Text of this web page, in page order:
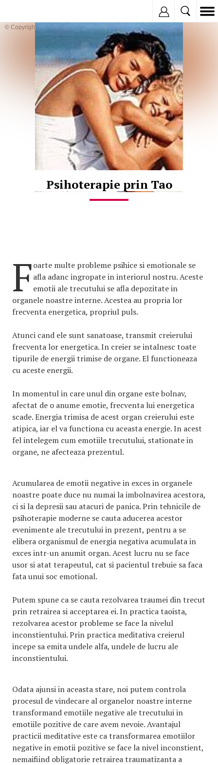
© Copyright:
Psihoterapie prin Tao
Foarte multe probleme psihice si emotionale se
afla adanc ingropate in interiorul nostru. Aceste
emotii ale trecutului se afla depozitate in
organele noastre interne. Acestea au propria lor
frecventa energetica, propriul puls.
Atunci cand ele sunt sanatoase, transmit creierului
frecventa lor energetica. In creier se intalnesc toate
tipurile de energii trimise de organe. El functioneaza
cu aceste energii.
In momentul in care unul din organe este bolnav,
afectat de o anume emotie, frecventa lui energetica
scade. Energia trimisa de acest organ creierului este
atipica, iar el va functiona cu aceasta energie. In acest
fel intelegem cum emotiile trecutului, stationate in
organe, ne afecteaza prezentul.
Acumularea de emotii negative in exces in organele
noastre poate duce nu numai la imbolnavirea acestora,
ci si la depresii sau atacuri de panica. Prin tehnicile de
psihoterapie moderne se cauta aducerea acestor
evenimente ale trecutului in prezent, pentru a se
elibera organismul de energia negativa acumulata in
exces intr-un anumit organ. Acest lucru nu se face
usor si atat terapeutul, cat si pacientul trebuie sa faca
fata unui soc emotional.
Putem spune ca se cauta rezolvarea traumei din trecut
prin retrairea si acceptarea ei. In practica taoista,
rezolvarea acestor probleme se face la nivelul
inconstientului. Prin practica meditativa creierul
incepe sa emita undele alfa, undele de lucru ale
inconstientului.
Odata ajunsi in aceasta stare, noi putem controla
procesul de vindecare al organelor noastre interne
transformand emotiile negative ale trecutului in
emotiile pozitive de care avem nevoie. Avantajul
practicii meditative este ca transformarea emotiilor
negative in emotii pozitive se face la nivel inconstient,
nemaifiind obligatorie retrairea traumatizanta a